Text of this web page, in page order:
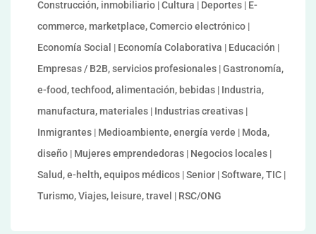
Construcción, inmobiliario | Cultura | Deportes | E-
commerce, marketplace, Comercio electrónico |
Economía Social | Economía Colaborativa | Educación |
Empresas / B2B, servicios profesionales | Gastronomía,
e-food, techfood, alimentación, bebidas | Industria,
manufactura, materiales | Industrias creativas |
Inmigrantes | Medioambiente, energía verde | Moda,
diseño | Mujeres emprendedoras | Negocios locales |
Salud, e-helth, equipos médicos | Senior | Software, TIC |
Turismo, Viajes, leisure, travel | RSC/ONG